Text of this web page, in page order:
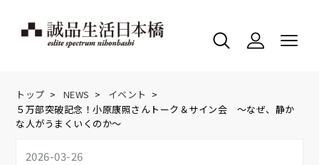
トップ > NEWS > イベント >
５万部突破記念！小原康照さんトーク＆サイン会 ～なぜ、静か
な人がうまくいくのか～
2026-03-26